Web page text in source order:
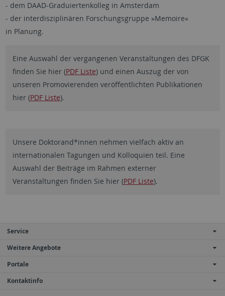
- dem DAAD-Graduiertenkolleg in Amsterdam
- der interdisziplinären Forschungsgruppe »Memoire«
in Planung.
Eine Auswahl der vergangenen Veranstaltungen des DFGK
finden Sie hier (PDF Liste) und einen Auszug der von
unseren Promovierenden veröffentlichten Publikationen
hier (PDF Liste).
Unsere Doktorand*innen nehmen vielfach aktiv an
internationalen Tagungen und Kolloquien teil. Eine
Auswahl der Beiträge im Rahmen externer
Veranstaltungen finden Sie hier (PDF Liste).
Service
Weitere Angebote
Portale
Kontaktinfo